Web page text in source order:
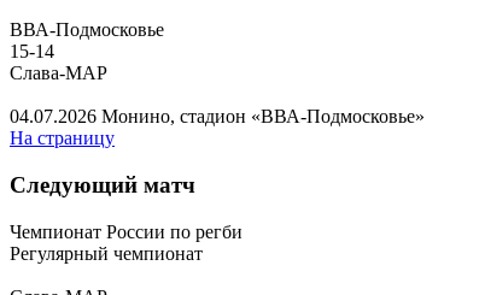
ВВА-Подмосковье
15-14
Слава-МАР
04.07.2026 Монино, стадион «ВВА-Подмосковье»
На страницу
Следующий матч
Чемпионат России по регби
Регулярный чемпионат